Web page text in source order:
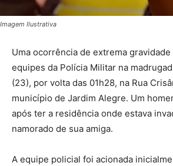
Imagem Ilustrativa
Uma ocorrência de extrema
equipes da Polícia Militar na
(23), por volta das 01h28, na Rua
município de Jardim Alegre. Um
após ter a residência onde estava
namorado de sua amiga.
A equipe policial foi acionada